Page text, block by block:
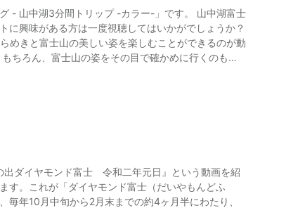
石和温泉の高級旅館 銘石の宿 かげつ - www.isawa-
庭園と極上の癒しの体験ができる高級旅館で、たっぷ
温泉の高級
3分間トリップ -カラー-」です。 山中湖富士
に興味がある方は一度視聴してはいかがでしょうか？
めきと富士山の美しい姿を楽しむことができるのが動
出ダイヤモンド富士 令和二年元日』という動画を紹
す。これが「ダイヤモンド富士（だいやもんどふ